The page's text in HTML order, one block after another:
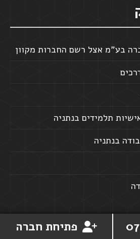
בע"מ אצל רשם החברות מקוון
תלמידים בנתניה
בנתניה
פתיחת חברה